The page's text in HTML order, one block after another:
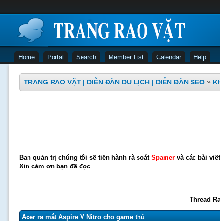
Home Portal Search Member List Calendar Help
TRANG RAO VẶT | DIỄN ĐÀN DU LỊCH | DIỄN ĐÀN SEO »
Ban quản trị chúng tôi sẽ tiến hành rà soátSpamer và các bài
Xin cảm ơn bạn đã đọc
Thread
Acer ra mắt Aspire V Nitro cho game thủ